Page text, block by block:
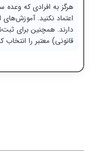
هرگز به افرادی که
اعتماد نکنید.
دارند. همچنین برای
قانونی) معتبر را انتخاب